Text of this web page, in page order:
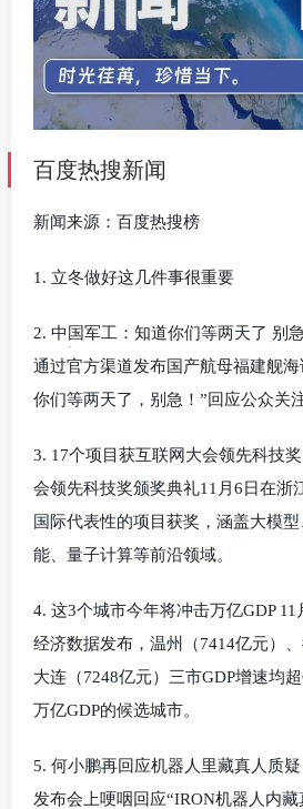
百度热搜新闻
新闻来源：百度热搜榜
1. 立冬做好这几件事很重要
2. 中国军工：知道你们等两天了 别
通过官方渠道发布国产航母福建舰
你们等两天了，别急！”回应公众关注
3. 17个项目获互联网大会领先科技
会领先科技奖颁奖典礼11月6日在浙
国际代表性的项目获奖，涵盖大模
能、量子计算等前沿领域。
4. 这3个城市今年将冲击万亿GDP
经济数据发布，温州（7414亿元）、
大连（7248亿元）三市GDP增速均
万亿GDP的候选城市。
5. 何小鹏再回应机器人里藏真人质
发布会上哽咽回应“IRON机器人内